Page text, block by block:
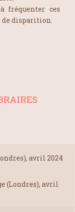
fréquenter ces
de disparition.
avril 2024
(Londres), avril